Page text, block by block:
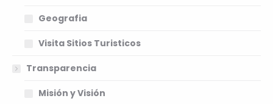
Geografia
Visita Sitios Turisticos
Transparencia
Misión y Visión